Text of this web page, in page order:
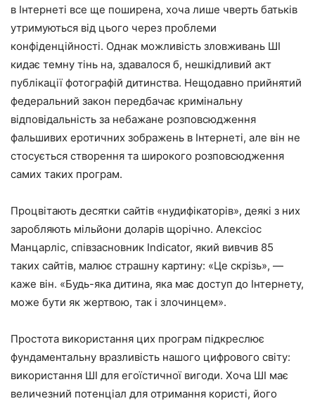
в Інтернеті все ще поширена, хоча лише чверть батьків
утримуються від цього через проблеми
конфіденційності. Однак можливість зловживань ШІ
кидає темну тінь на, здавалося б, нешкідливий акт
публікації фотографій дитинства. Нещодавно прийнятий
федеральний закон передбачає кримінальну
відповідальність за небажане розповсюдження
фальшивих еротичних зображень в Інтернеті, але він не
стосується створення та широкого розповсюдження
самих таких програм.
Процвітають десятки сайтів «нудифікаторів», деякі з них
заробляють мільйони доларів щорічно. Алексіос
Манцарліс, співзасновник Indicator, який вивчив 85
таких сайтів, малює страшну картину: «Це скрізь», —
каже він. «Будь-яка дитина, яка має доступ до Інтернету,
може бути як жертвою, так і злочинцем».
Простота використання цих програм підкреслює
фундаментальну вразливість нашого цифрового світу:
використання ШІ для егоїстичної вигоди. Хоча ШІ має
величезний потенціал для отримання користі, його